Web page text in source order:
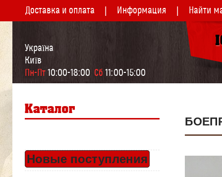
Доставка и оплата Информация Найти
Україна
Київ
Пн-Пт 10:00-18:00 Сб 11:00-15:00
Новые поступления